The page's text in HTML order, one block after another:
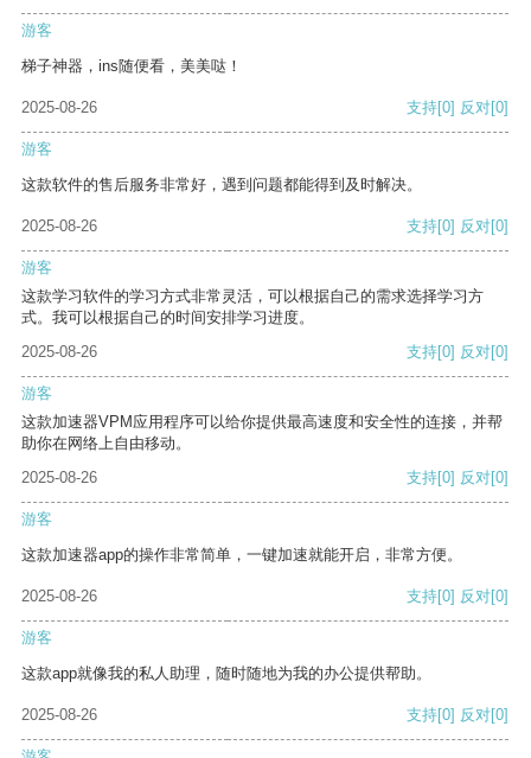
游客
梯子神器，ins随便看，美美哒！
2025-08-26 支持[0] 反对[0]
游客
这款软件的售后服务非常好，遇到问题都能得到及时解决。
2025-08-26 支持[0] 反对[0]
游客
这款学习软件的学习方式非常灵活，可以根据自己的需求选择学习方
式。我可以根据自己的时间安排学习进度。
2025-08-26
支持[0] 反对[0]
游客
这款加速器VPM应用程序可以给你提供最高速度和安全性的连接，并帮
助你在网络上自由移动。
2025-08-26
支持[0] 反对[0]
游客
这款加速器app的操作非常简单，一键加速就能开启，非常方便。
2025-08-26 支持[0] 反对[0]
游客
这款app就像我的私人助理，随时随地为我的办公提供帮助。
2025-08-26 支持[0] 反对[0]